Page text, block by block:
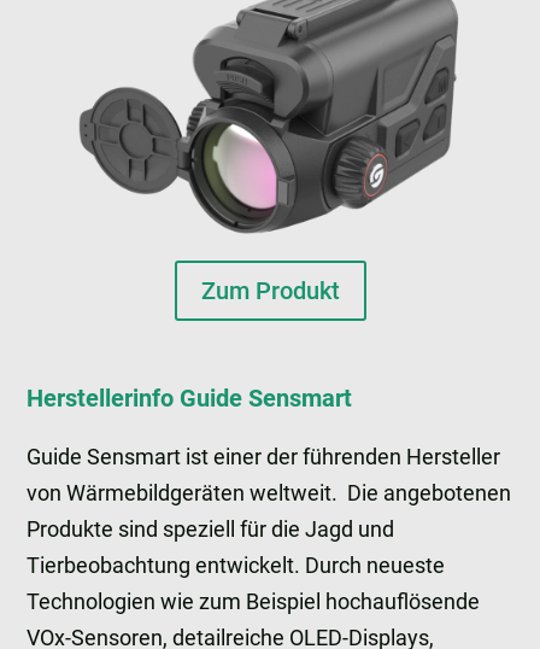
Zum Produkt
Herstellerinfo Guide Sensmart
Guide Sensmart ist einer der führenden Hersteller
von Wärmebildgeräten weltweit. Die angebotenen
Produkte sind speziell für die Jagd und
Tierbeobachtung entwickelt. Durch neueste
Technologien wie zum Beispiel hochauflösende
VOx-Sensoren, detailreiche OLED-Displays,